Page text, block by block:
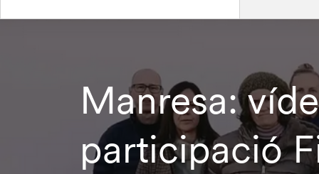
Manresa:
participació